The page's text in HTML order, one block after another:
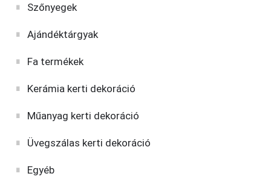
Szőnyegek
Ajándéktárgyak
Fa termékek
Kerámia kerti dekoráció
Műanyag kerti dekoráció
Üvegszálas kerti dekoráció
Egyéb